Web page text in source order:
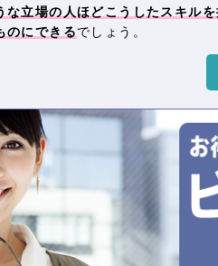
立場の人ほどこうしたスキル
のにできるでしょう。